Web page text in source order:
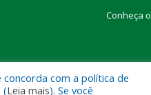
Conheça o
Mapa do Site
com a política de
(Leia mais). Se você